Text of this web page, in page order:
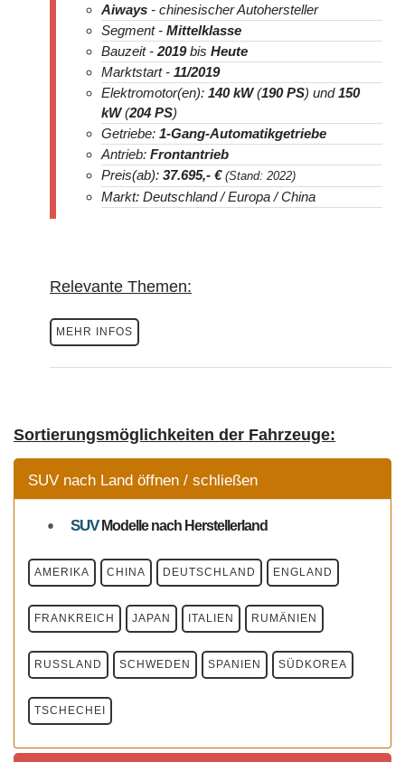
Aiways - chinesischer Autohersteller
Segment - Mittelklasse
Bauzeit - 2019bis Heute
Marktstart - 11/2019
Elektromotor(en): 140 kW(190 PS) und150
kW(204 PS)
Getriebe: 1-Gang-Automatikgetriebe
Antrieb: Frontantrieb
Preis(ab): 37.695,- € (Stand: 2022)
Markt: Deutschland / Europa / China
Relevante Themen:
MEHR INFOS
Sortierungsmöglichkeiten der Fahrzeuge:
SUV nach Land öffnen / schließen
SUVModellenach Herstellerland
AMERIKA CHINA DEUTSCHLAND ENGLAND
FRANKREICH JAPAN ITALIEN RUMÄNIEN
RUSSLAND SCHWEDEN SPANIEN SÜDKOREA
TSCHECHEI